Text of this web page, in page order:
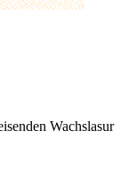
Wachslasur